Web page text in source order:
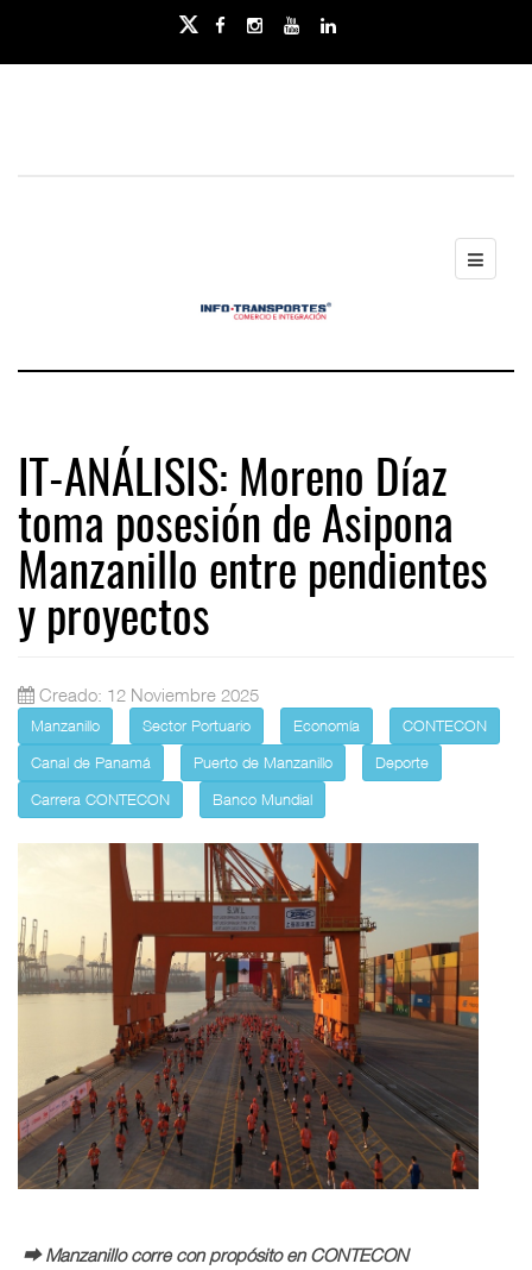
IT-ANÁLISIS: Moreno Díaz
toma posesión de Asipona
Manzanillo entre pendientes
y proyectos
Creado: 12 Noviembre 2025
Manzanillo Sector Portuario Economía
CONTECON
Canal de Panamá
Puerto de Manzanillo
Deporte
Carrera CONTECON
Banco Mundial
⮕ Manzanillo corre con propósito en CONTECON